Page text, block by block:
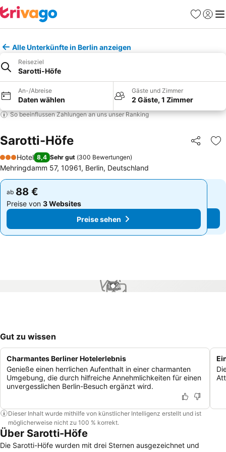
Favoriten
Alle Unterkünfte in Berlin anzeigen
Reiseziel
Sarotti-Höfe
An-/Abreise
Daten wählen
Gäste und Zimmer
2 Gäste, 1 Zimmer
So beeinflussen Zahlungen an uns unser Ranking
Sarotti-Höfe Teilen
3 Sterne
Hotel 8,4 Sehr gut (300 Bewertungen)
Mehringdamm 57, 10961, Berlin, Deutschland
ab 88 €
Preise von 3 Websites
Preise sehen
ab 88 €
Preise von 3 Websites
Preise sehen
1 / 2
Gut zu wissen
Charmantes Berliner Hotelerlebnis
Genieße einen herrlichen Aufenthalt in einer charmanten
Umgebung, die durch hilfreiche Annehmlichkeiten für einen
unvergesslichen Berlin-Besuch ergänzt wird.
Dieser Inhalt wurde mithilfe von künstlicher Intelligenz erstellt und ist
möglicherweise nicht zu 100 % korrekt.
Über Sarotti-Höfe
Die Sarotti-Höfe wurden mit drei Sternen ausgezeichnet und